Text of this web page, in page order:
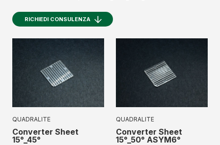
RICHIEDI CONSULENZA
QUADRALITE
Converter Sheet
15°_45°
QUADRALITE
Converter Sheet
15°_50° ASYM6°